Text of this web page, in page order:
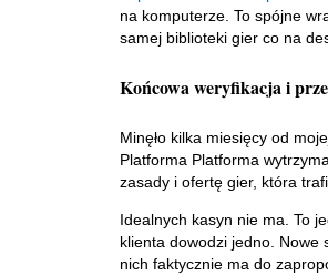
na komputerze. To spójne
samej biblioteki gier co na
Końcowa weryfikacja i
Minęło kilka miesięcy od
Platforma Platforma
zasady i ofertę gier, która
Idealnych kasyn nie ma. To
klienta dowodzi jedno. Nowe
nich faktycznie ma do